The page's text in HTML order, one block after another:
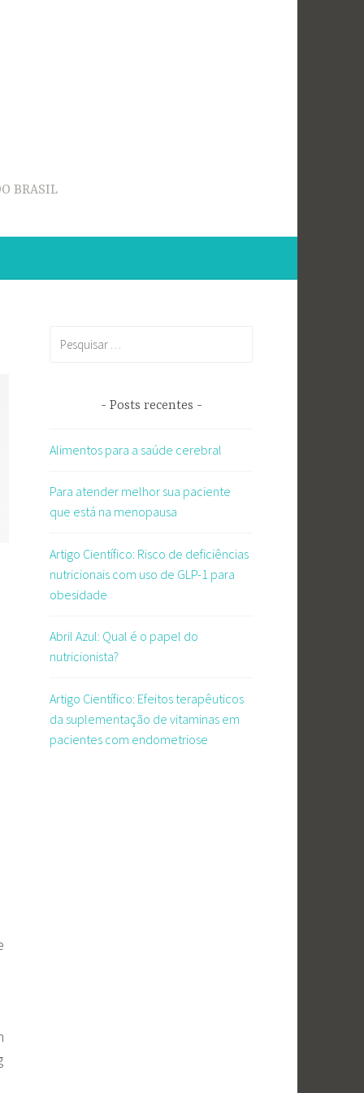
BRASIL
Posts recentes
Alimentos para a saúde cerebral
Para atender melhor sua paciente
que está na menopausa
Artigo Científico: Risco de deficiências
nutricionais com uso de GLP-1 para
obesidade
Abril Azul: Qual é o papel do
nutricionista?
Artigo Científico: Efeitos terapêuticos
da suplementação de vitaminas em
pacientes com endometriose